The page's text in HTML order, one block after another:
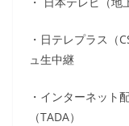
・日テレプラス
ュ生中継
・インターネット
（TADA）